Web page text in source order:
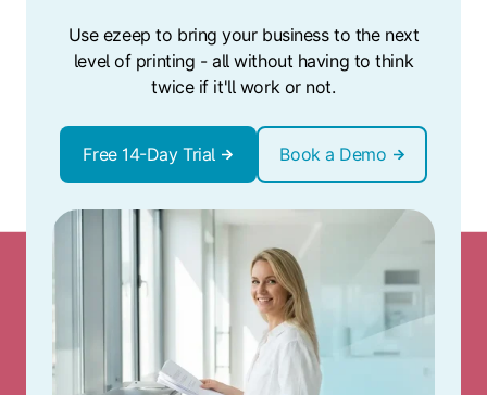
Use ezeep to bring your business to the next
level of printing - all without having to think
twice if it'll work or not.
Free 14-Day Trial Book a Demo